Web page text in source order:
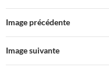
Image précédente
Image suivante